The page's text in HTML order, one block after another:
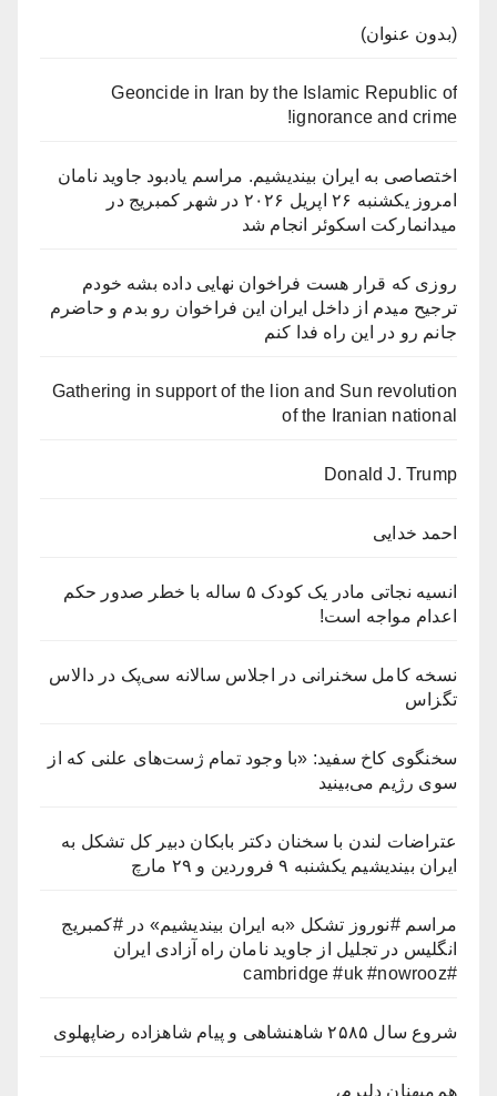
(بدون عنوان)
Geoncide in Iran by the Islamic Republic of
ignorance and crime!
اختصاصی به ایران بیندیشیم. مراسم یادبود جاوید نامان
امروز یکشنبه ۲۶ اپریل ۲۰۲۶ در شهر کمبریج در
میدانمارکت اسکوئر انجام شد
روزی که قرار هست فراخوان نهایی داده بشه خودم
ترجیح میدم از داخل ایران این فراخوان رو بدم و حاضرم
جانم رو در این راه فدا کنم
Gathering in support of the lion and Sun revolution
of the Iranian national
Donald J. Trump
احمد خدایی
انسیه نجاتی مادر یک کودک ۵ ساله با خطر صدور حکم
اعدام مواجه است!
نسخه کامل سخنرانی در اجلاس سالانه سی‌پک در دالاس
تگزاس
سخنگوی کاخ سفید: «با وجود تمام ژست‌های علنی که از
سوی رژیم می‌بینید
عتراضات لندن با سخنان دکتر بابکان دبیر کل تشکل به
ایران بیندیشیم یکشنبه ۹ فروردین و ۲۹ مارچ
مراسم #نوروز تشکل «به ایران بیندیشیم» در #کمبریج
انگلیس در تجلیل از جاوید نامان راه آزادی ایران
#cambridge #uk #nowrooz
شروع سال ۲۵۸۵ شاهنشاهی و پیام شاهزاده رضاپهلوی
هم‌میهنان دلیرم،